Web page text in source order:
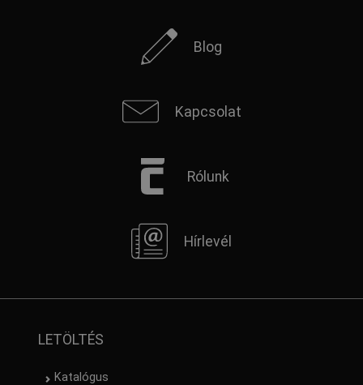
Blog
Kapcsolat
Rólunk
Hírlevél
LETÖLTÉS
Katalógus